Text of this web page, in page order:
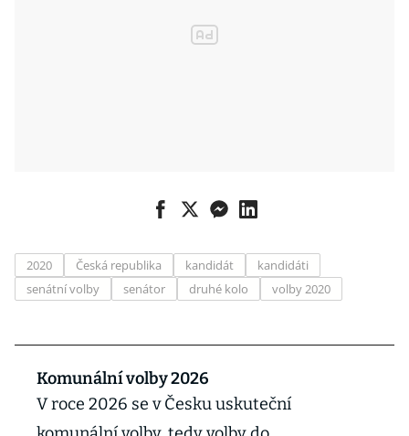
2020 Česká republika kandidát
kandidáti
senátní volby
senátor druhé kolo volby 2020
Komunální volby 2026
V roce 2026 se v Česku uskuteční